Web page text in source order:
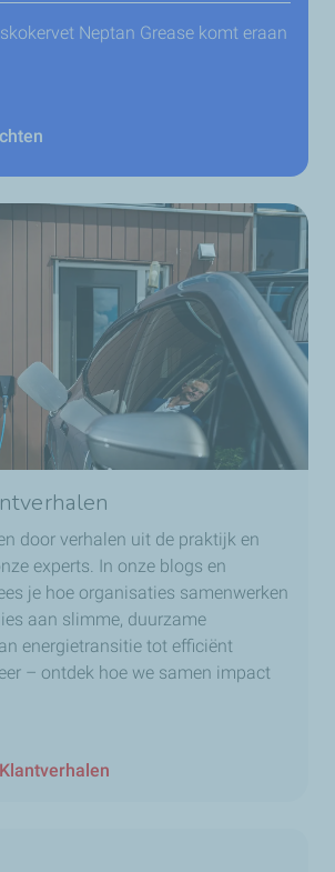
Neptan Grease komt eraan
door verhalen uit de praktijk en
experts. In onze blogs en
je hoe organisaties samenwerken
aan slimme, duurzame
energietransitie tot efficiënt
– ontdek hoe we samen impact